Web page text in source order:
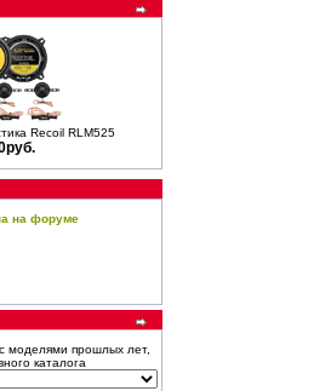
Recoil RLM525
на форуме
моделями прошлых лет,
каталога